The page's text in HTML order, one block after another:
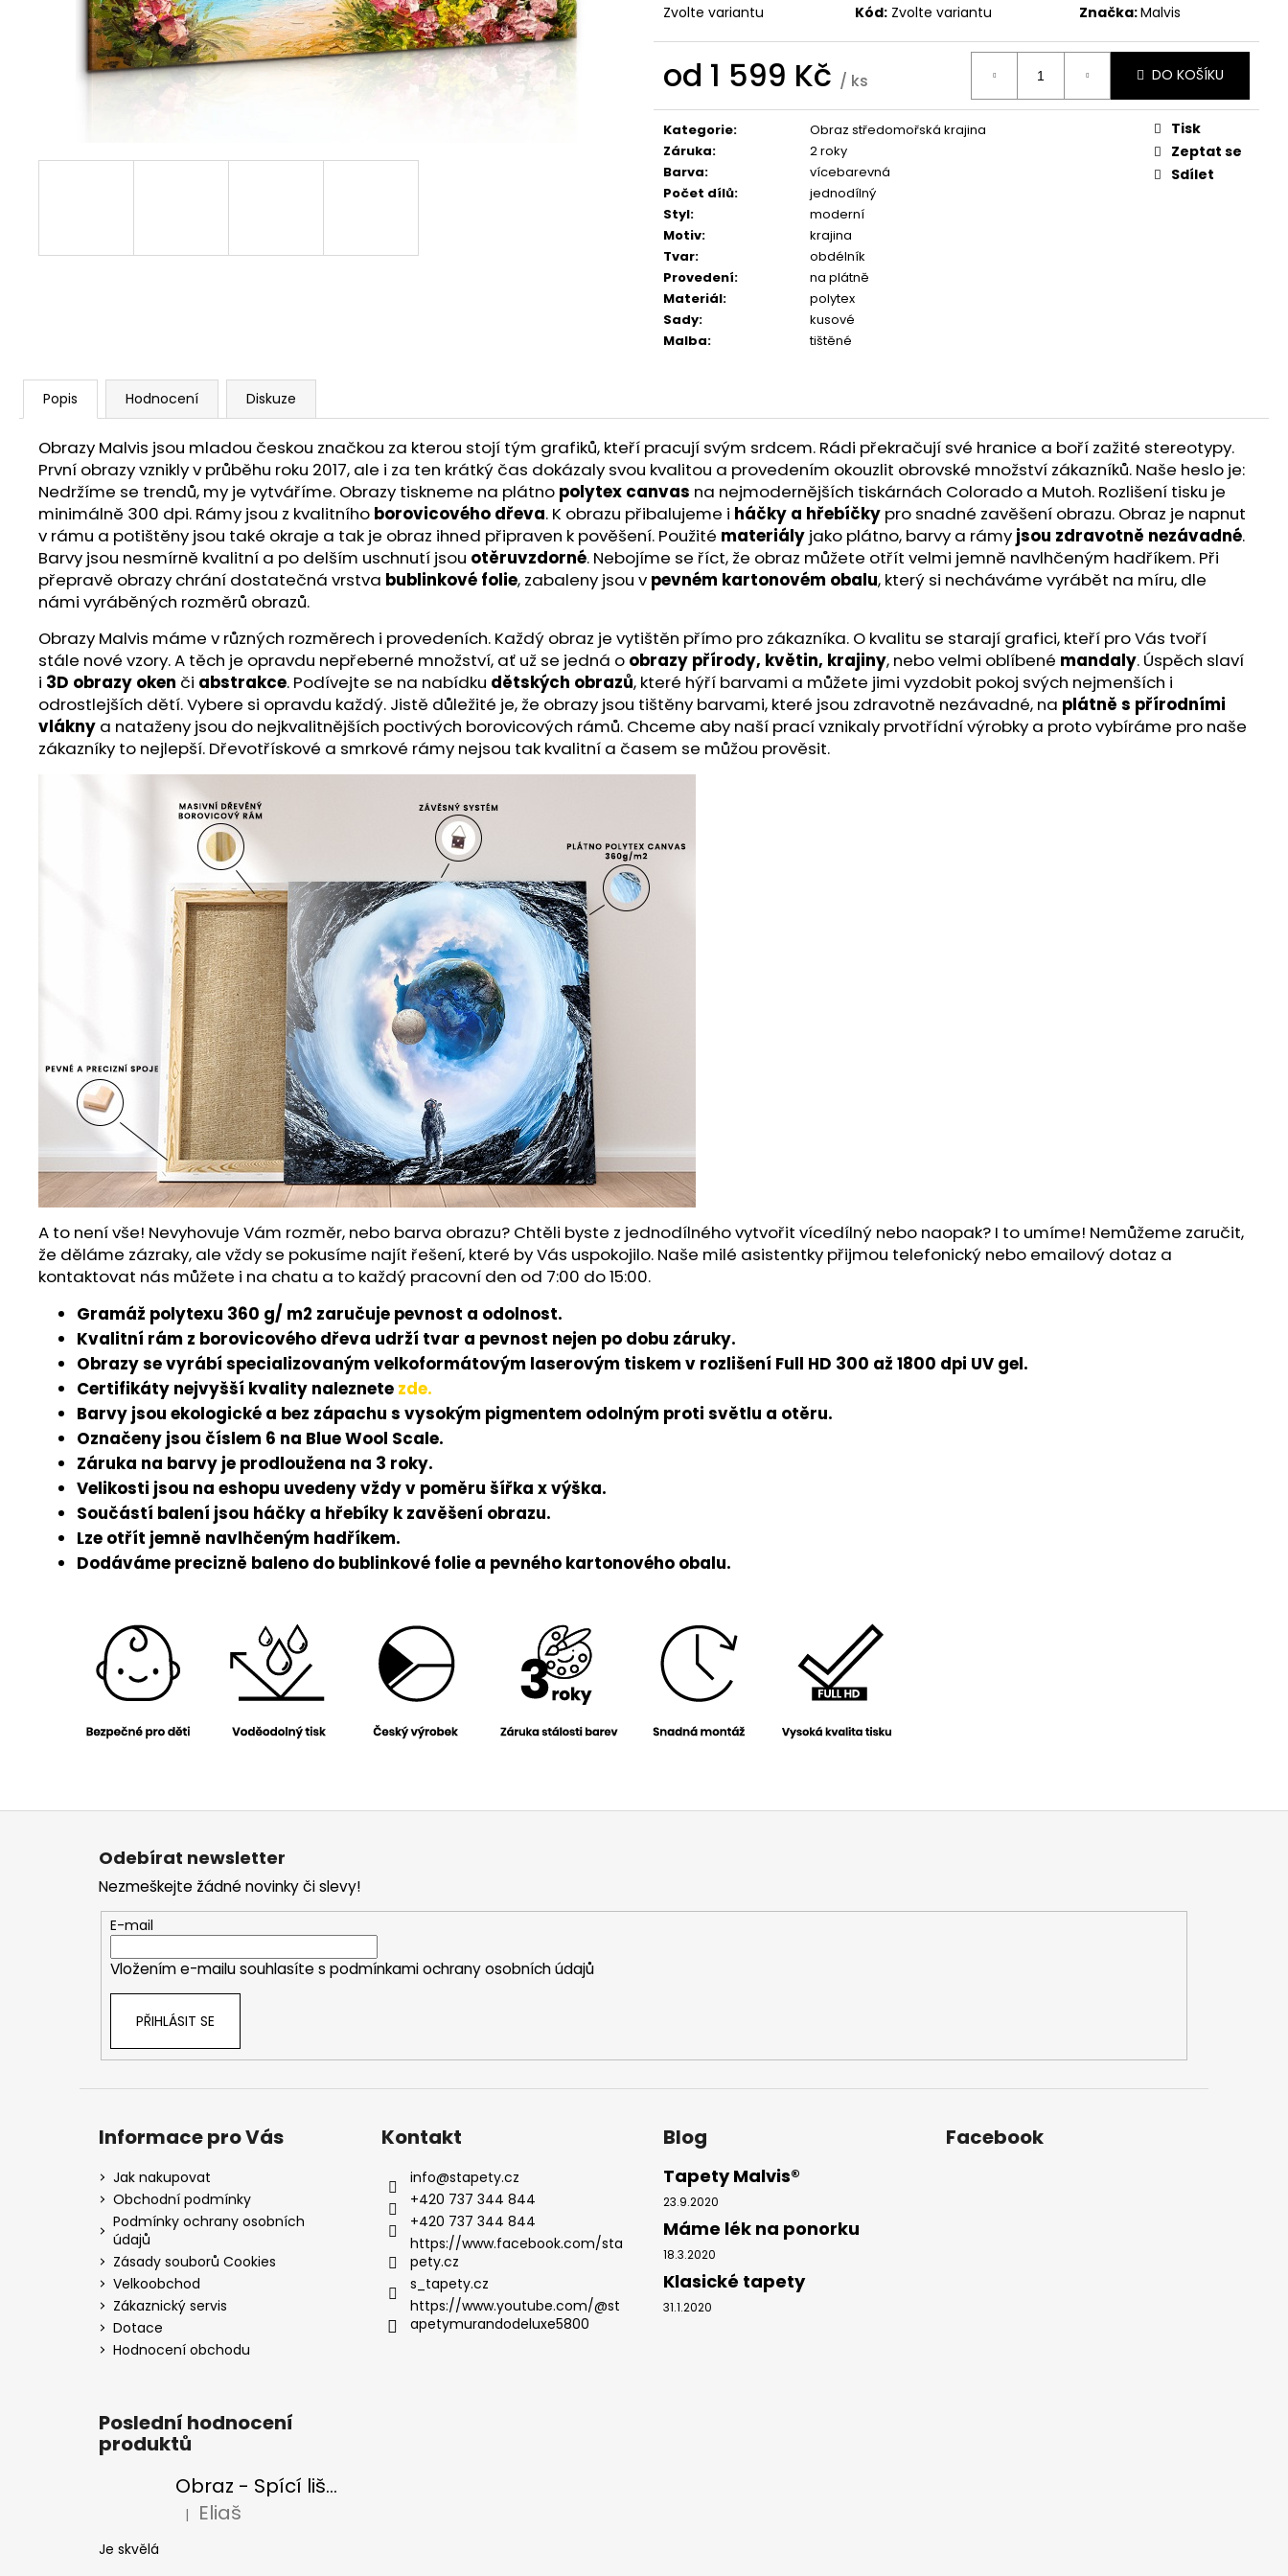
Zvolte variantu Kód: Zvolte variantu Značka:Malvis
od 1 599 Kč / ks
cena:
DO KOŠÍKU
Kategorie:
Obraz středomořská krajina
Záruka:
2 roky
Barva:
vícebarevná
Počet dílů:
jednodílný
Styl:
moderní
Motiv:
krajina
Tvar:
obdélník
Provedení:
na plátně
Materiál:
polytex
Sady:
kusové
Malba: tištěné
Tisk
Zeptat se
Sdílet
Popis Hodnocení Diskuze
Obrazy Malvis jsou mladou českou značkou za kterou stojí tým grafiků, kteří pracují svým srdcem. Rádi překračují své hranice a boří zažité stereotypy.
První obrazy vznikly v průběhu roku 2017, ale i za ten krátký čas dokázaly svou kvalitou a provedením okouzlit obrovské množství zákazníků. Naše heslo je:
Nedržíme se trendů, my je vytváříme. Obrazy tiskneme na plátno polytex canvas na nejmodernějších tiskárnách Colorado a Mutoh. Rozlišení tisku je
minimálně 300 dpi. Rámy jsou z kvalitního borovicového dřeva. K obrazu přibalujeme i háčky a hřebíčky pro snadné zavěšení obrazu. Obraz je napnut
v rámu a potištěny jsou také okraje a tak je obraz ihned připraven k pověšení. Použité materiály jako plátno, barvy a rámy jsou zdravotně nezávadné.
Barvy jsou nesmírně kvalitní a po delším uschnutí jsou otěruvzdorné. Nebojíme se říct, že obraz můžete otřít velmi jemně navlhčeným hadříkem. Při
přepravě obrazy chrání dostatečná vrstva bublinkové folie, zabaleny jsou v pevném kartonovém obalu, který si necháváme vyrábět na míru, dle
námi vyráběných rozměrů obrazů.
Obrazy Malvis máme v různých rozměrech i provedeních. Každý obraz je vytištěn přímo pro zákazníka. O kvalitu se starají grafici, kteří pro Vás tvoří
stále nové vzory. A těch je opravdu nepřeberné množství, ať už se jedná o obrazy přírody, květin, krajiny, nebo velmi oblíbené mandaly. Úspěch slaví
i 3D obrazy oken či abstrakce. Podívejte se na nabídku dětských obrazů, které hýří barvami a můžete jimi vyzdobit pokoj svých nejmenších i
odrostlejších dětí. Vybere si opravdu každý. Jistě důležité je, že obrazy jsou tištěny barvami, které jsou zdravotně nezávadné, na plátně s přírodními
vlákny a nataženy jsou do nejkvalitnějších poctivých borovicových rámů. Chceme aby naší prací vznikaly prvotřídní výrobky a proto vybíráme pro naše
zákazníky to nejlepší. Dřevotřískové a smrkové rámy nejsou tak kvalitní a časem se můžou prověsit.
A to není vše! Nevyhovuje Vám rozměr, nebo barva obrazu? Chtěli byste z jednodílného vytvořit vícedílný nebo naopak? I to umíme! Nemůžeme zaručit,
že děláme zázraky, ale vždy se pokusíme najít řešení, které by Vás uspokojilo. Naše milé asistentky přijmou telefonický nebo emailový dotaz a
kontaktovat nás můžete i na chatu a to každý pracovní den od 7:00 do 15:00.
Gramáž polytexu 360 g/ m2 zaručuje pevnost a odolnost.
Kvalitní rám z borovicového dřeva udrží tvar a pevnost nejen po dobu záruky.
Obrazy se vyrábí specializovaným velkoformátovým laserovým tiskem v rozlišení Full HD 300 až 1800 dpi UV gel.
Certifikáty nejvyšší kvality naleznete zde.
Barvy jsou ekologické a bez zápachu s vysokým pigmentem odolným proti světlu a otěru.
Označeny jsou číslem 6 na Blue Wool Scale.
Záruka na barvy je prodloužena na 3 roky.
Velikosti jsou na eshopu uvedeny vždy v poměru šířka x výška.
Součástí balení jsou háčky a hřebíky k zavěšení obrazu.
Lze otřít jemně navlhčeným hadříkem.
Dodáváme precizně baleno do bublinkové folie a pevného kartonového obalu.
1 599 Kč
1 599 Kč
1 599 Kč
Odebírat newsletter
Nezmeškejte žádné novinky či slevy!
E-mail
Vložením e-mailu souhlasíte s podmínkami ochrany osobních údajů
PŘIHLÁSIT SE
Informace pro Vás
Jak nakupovat
Obchodní podmínky
Podmínky ochrany osobních
údajů
Zásady souborů Cookies
Velkoobchod
Zákaznický servis
Dotace
Hodnocení obchodu
Kontakt
info@stapety.cz
+420 737 344 844
+420 737 344 844
https://www.facebook.com/sta
pety.cz
s_tapety.cz
https://www.youtube.com/@st
apetymurandodeluxe5800
Blog
Tapety Malvis®
23.9.2020
Máme lék na ponorku
18.3.2020
Klasické tapety
31.1.2020
Facebook
Poslední hodnocení
produktů
Obraz - Spící liška
Hodnocení produktu je 5 z 5 hvězdiček.
| Eliaš
Je skvělá